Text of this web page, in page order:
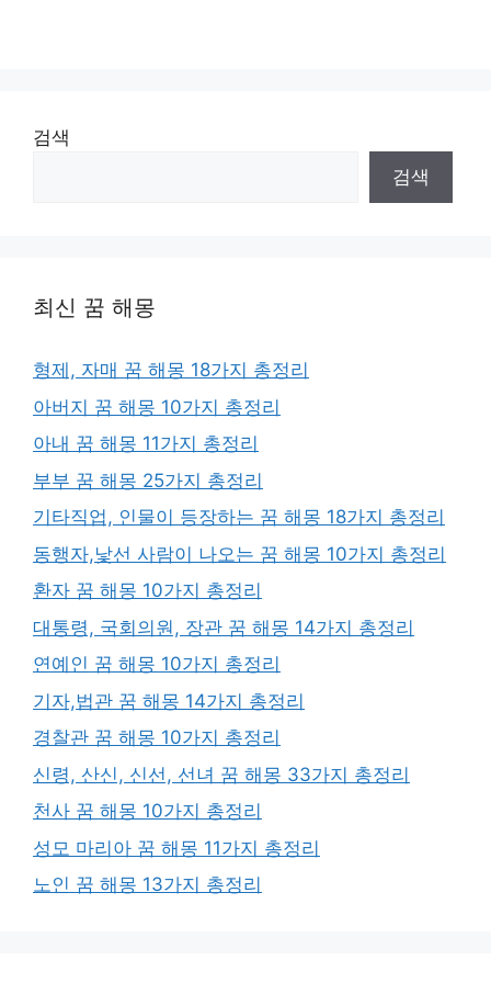
검색
검색
최신 꿈 해몽
형제, 자매 꿈 해몽 18가지 총정리
아버지 꿈 해몽 10가지 총정리
아내 꿈 해몽 11가지 총정리
부부 꿈 해몽 25가지 총정리
기타직업, 인물이 등장하는 꿈 해몽 18가지 총정리
동행자,낯선 사람이 나오는 꿈 해몽 10가지 총정리
환자 꿈 해몽 10가지 총정리
대통령, 국회의원, 장관 꿈 해몽 14가지 총정리
연예인 꿈 해몽 10가지 총정리
기자,법관 꿈 해몽 14가지 총정리
경찰관 꿈 해몽 10가지 총정리
신령, 산신, 신선, 선녀 꿈 해몽 33가지 총정리
천사 꿈 해몽 10가지 총정리
성모 마리아 꿈 해몽 11가지 총정리
노인 꿈 해몽 13가지 총정리